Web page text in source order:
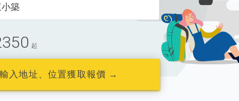
築
起
輸入地址、位置獲取報價 →